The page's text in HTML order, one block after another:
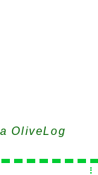
OliveLog